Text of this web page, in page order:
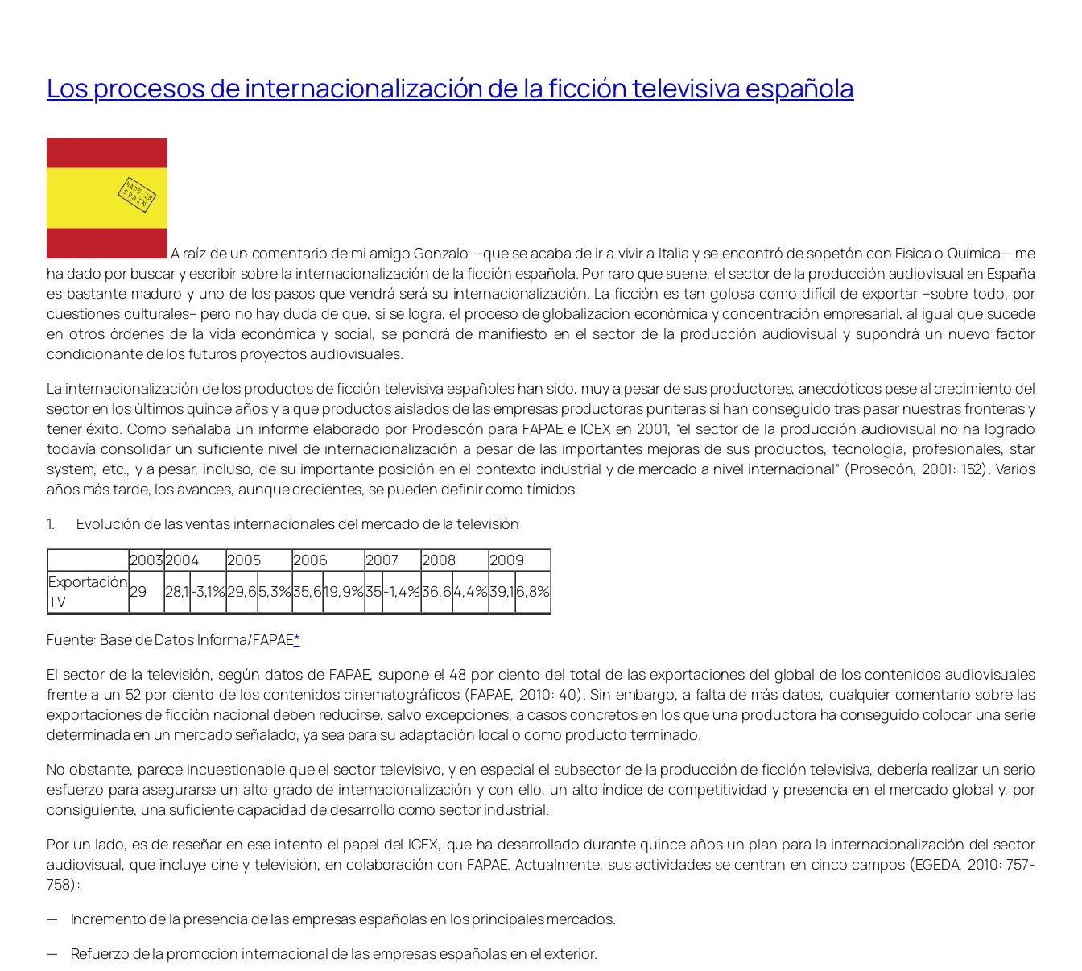
Los procesos de internacionalización de la ficción televisiva española
A raíz de un comentario de mi amigo Gonzalo —que se acaba de ir a vivir a Italia y se encontró de sopetón con Fisica o Química— me
ha dado por buscar y escribir sobre la internacionalización de la ficción española. Por raro que suene, el sector de la producción audiovisual en España
es bastante maduro y uno de los pasos que vendrá será su internacionalización. La ficción es tan golosa como difícil de exportar –sobre todo, por
cuestiones culturales– pero no hay duda de que, si se logra, el proceso de globalización económica y concentración empresarial, al igual que sucede
en otros órdenes de la vida económica y social, se pondrá de manifiesto en el sector de la producción audiovisual y supondrá un nuevo factor
condicionante de los futuros proyectos audiovisuales.
La internacionalización de los productos de ficción televisiva españoles han sido, muy a pesar de sus productores, anecdóticos pese al crecimiento del
sector en los últimos quince años y a que productos aislados de las empresas productoras punteras sí han conseguido tras pasar nuestras fronteras y
tener éxito. Como señalaba un informe elaborado por Prodescón para FAPAE e ICEX en 2001, “el sector de la producción audiovisual no ha logrado
todavía consolidar un suficiente nivel de internacionalización a pesar de las importantes mejoras de sus productos, tecnología, profesionales, star
system, etc., y a pesar, incluso, de su importante posición en el contexto industrial y de mercado a nivel internacional” (Prosecón, 2001: 152). Varios
años más tarde, los avances, aunque crecientes, se pueden definir como tímidos.
1. Evolución de las ventas internacionales del mercado de la televisión
20032004 2005 2006 2007 2008
2009
Exportación
TV
29 28,1 -3,1%29,65,3%35,619,9%35-1,4%36,64,4%39,1 6,8%
Fuente: Base de Datos Informa/FAPAE*
El sector de la televisión, según datos de FAPAE, supone el 48 por ciento del total de las exportaciones del global de los contenidos audiovisuales
frente a un 52 por ciento de los contenidos cinematográficos (FAPAE, 2010: 40). Sin embargo, a falta de más datos, cualquier comentario sobre las
exportaciones de ficción nacional deben reducirse, salvo excepciones, a casos concretos en los que una productora ha conseguido colocar una serie
determinada en un mercado señalado, ya sea para su adaptación local o como producto terminado.
No obstante, parece incuestionable que el sector televisivo, y en especial el subsector de la producción de ficción televisiva, debería realizar un serio
esfuerzo para asegurarse un alto grado de internacionalización y con ello, un alto índice de competitividad y presencia en el mercado global y, por
consiguiente, una suficiente capacidad de desarrollo como sector industrial.
Por un lado, es de reseñar en ese intento el papel del ICEX, que ha desarrollado durante quince años un plan para la internacionalización del sector
audiovisual, que incluye cine y televisión, en colaboración con FAPAE. Actualmente, sus actividades se centran en cinco campos (EGEDA, 2010: 757-
758):
— Incremento de la presencia de las empresas españolas en los principales mercados.
— Refuerzo de la promoción internacional de las empresas españolas en el exterior.